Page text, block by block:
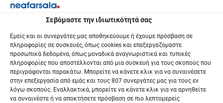
Σεβόμαστε την ιδιωτικότητά σας
Εμείς και οι συνεργάτες μας αποθηκεύουμε ή έχουμε πρόσβαση σε
πληροφορίες σε συσκευές, όπως cookies και επεξεργαζόμαστε
προσωπικά δεδομένα, όπως μοναδικά αναγνωριστικά και τυπικές
πληροφορίες που αποστέλλονται από μια συσκευή για τους σκοπούς που
περιγράφονται παρακάτω. Μπορείτε να κάνετε κλικ για να συναινέσετε
στην επεξεργασία από εμάς και τους 807 συνεργάτες μας για τους εν
λόγω σκοπούς. Εναλλακτικά, μπορείτε να κάνετε κλικ για να αρνηθείτε
να συναινέστε ή να αποκτήσετε πρόσβαση σε πιο λεπτομερείς
ρ
θ
ρ
ω